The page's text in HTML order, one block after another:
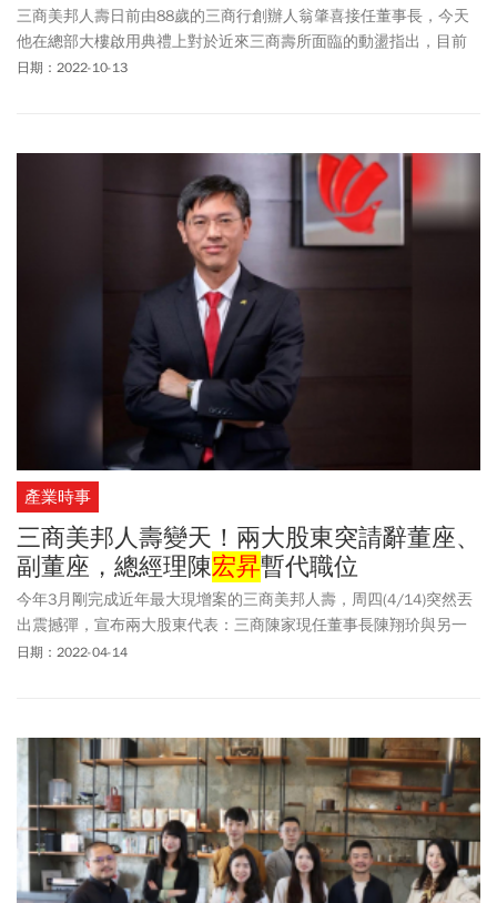
三商美邦人壽日前由88歲的三商行創辦人翁肇喜接任董事長，今天
他在總部大樓啟用典禮上對於近來三商壽所面臨的動盪指出，目前
啟動現金增資及以私募專案引進策略投資人，而不少策略投資人都
日期：2022-10-13
產業時事
三商美邦人壽變天！兩大股東突請辭董座、
副董座，總經理陳宏昇暫代職位
今年3月剛完成近年最大現增案的三商美邦人壽，周四(4/14)突然丟
出震撼彈，宣布兩大股東代表：三商陳家現任董事長陳翔玠與另一
大股東翁家的副董事長翁翠君，在董事會後請辭。公司表示，兩人
日期：2022-04-14